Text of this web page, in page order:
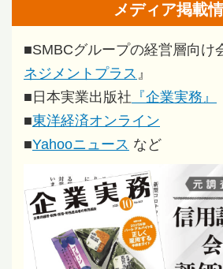
メディア掲載
■SMBCグループの経営層向け
ネジメントプラス 』
■ 日本実業出版社 『企業実務』
■東洋経済オンライン
■Yahooニュース など